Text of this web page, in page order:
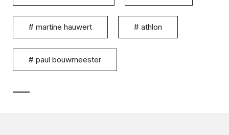
# martine hauwert # athlon
# paul bouwmeester